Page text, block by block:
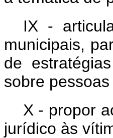
IX -
municipais,
de
sobre
X - propor
jurídico às